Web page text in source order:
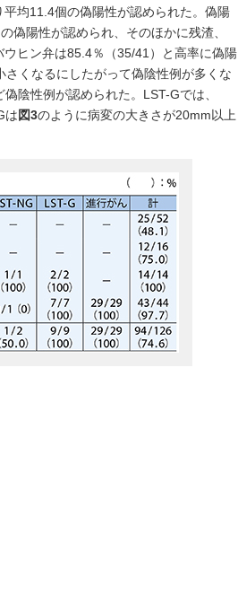
均11.4個の偽陽性が認められた。偽陽
偽陽性が認められ、そのほかに残渣、
ヒン弁は85.4％（35/41）と高率に偽陽
くなるにしたがって偽陰性例が多くな
陰性例が認められた。LST-Gでは、
は図3のように病変の大きさが20mm以上